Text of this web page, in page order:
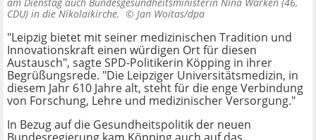
CDU) in die Nikolaikirche. © Jan Woitas/dpa
"Leipzig bietet mit seiner medizinischen Tradition und
Innovationskraft einen würdigen Ort für diesen
Austausch", sagte SPD-Politikerin Köpping in ihrer
Begrüßungsrede. "Die Leipziger Universitätsmedizin, in
diesem Jahr 610 Jahre alt, steht für die enge Verbindung
von Forschung, Lehre und medizinischer Versorgung."
In Bezug auf die Gesundheitspolitik der neuen